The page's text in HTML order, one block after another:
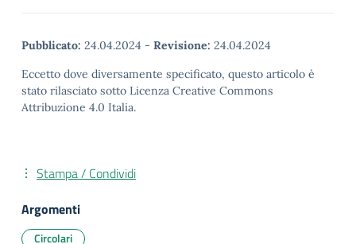
Pubblicato: 24.04.2024 - Revisione: 24.04.2024
Eccetto dove diversamente specificato, questo articolo è
stato rilasciato sotto Licenza Creative Commons
Attribuzione 4.0 Italia.
Stampa / Condividi
Argomenti
Circolari